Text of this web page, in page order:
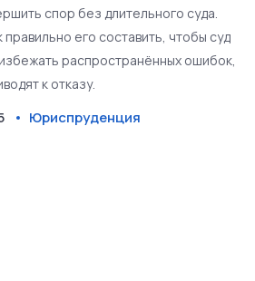
спор без длительного суда.
правильно его составить, чтобы суд
распространённых ошибок,
к отказу.
Юриспруденция